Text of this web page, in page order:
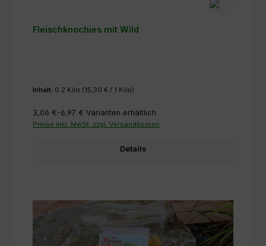
Fleischknochies mit Wild
Inhalt: 0.2 Kilo (15,30 € / 1 Kilo)
3,06 €-6,97 € Varianten erhältlich
Preise inkl. MwSt. zzgl. Versandkosten
Details